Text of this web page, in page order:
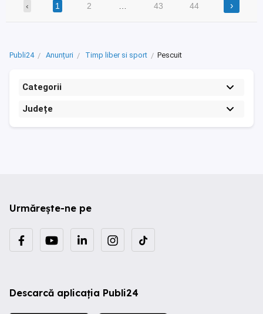
‹ 1 2 43 44 ›
Publi24 Anunțuri Timp liber si sport Pescuit
Categorii
Județe
Urmărește-ne pe
Descarcă aplicația Publi24